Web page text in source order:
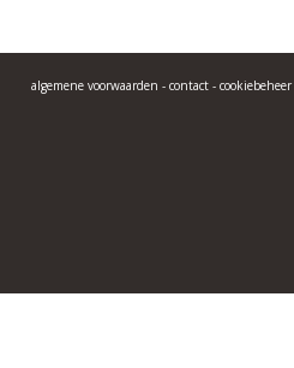
algemene voorwaarden - contact - cookiebeheer